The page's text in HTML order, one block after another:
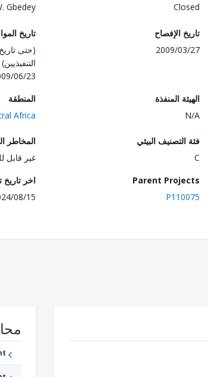
Closed
Gbedey
تاريخ الإفصاح
2009/03/27
تاريخ
(حتى
التنفيذيين)
06/23
الهيئة المنفذة
N/A
المنطقة
Africa
فئة التصنيف البيئي
C
المخاطر
غير قابل
Parent Projects
P110075
اخر
08/15